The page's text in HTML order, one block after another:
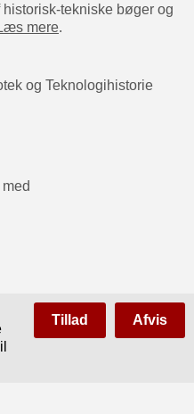
tekniske bøger og
mere.
og Teknologihistorie
Tillad Afvis